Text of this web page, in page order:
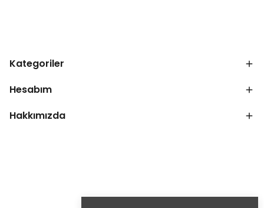
Kategoriler
Hesabım
Hakkımızda